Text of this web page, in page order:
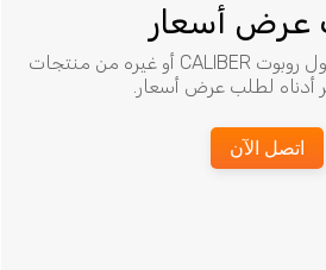
عرض أسعار
هل تريد معرفة المزيد حول روبوت CALIBER أو غيره من منتجات
اتصل الآن